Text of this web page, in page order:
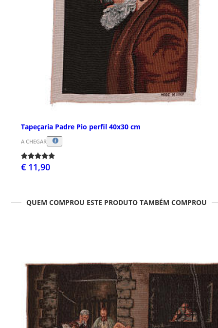
Tapeçaria Padre Pio perfil 40x30 cm
A CHEGAR
€ 11,90
QUEM COMPROU ESTE PRODUTO TAMBÉM COMPROU